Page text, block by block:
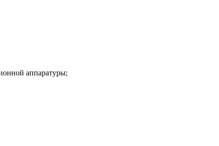
аппаратуры;